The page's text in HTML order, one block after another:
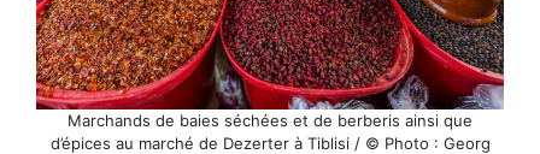
Marchands de baies séchées et de berberis ainsi que
d’épices au marché de Dezerter à Tiblisi / © Photo : Georg